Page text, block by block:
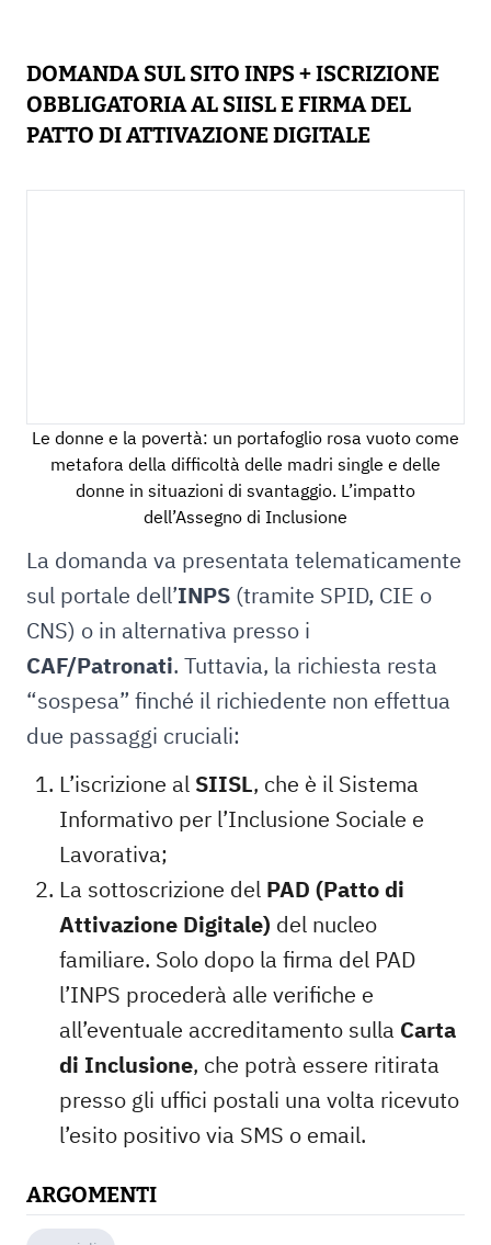
DOMANDA SUL SITO INPS + ISCRIZIONE
OBBLIGATORIA AL SIISL E FIRMA DEL
PATTO DI ATTIVAZIONE DIGITALE
Le donne e la povertà: un portafoglio rosa vuoto come
metafora della difficoltà delle madri single e delle
donne in situazioni di svantaggio. L’impatto
dell’Assegno di Inclusione
La domanda va presentata telematicamente
sul portale dell’INPS (tramite SPID, CIE o
CNS) o in alternativa presso i
CAF/Patronati. Tuttavia, la richiesta resta
“sospesa” finché il richiedente non effettua
due passaggi cruciali:
L’iscrizione al SIISL, che è il Sistema
Informativo per l’Inclusione Sociale e
Lavorativa;
La sottoscrizione del PAD (Patto di
Attivazione Digitale) del nucleo
familiare. Solo dopo la firma del PAD
l’INPS procederà alle verifiche e
all’eventuale accreditamento sulla Carta
di Inclusione, che potrà essere ritirata
presso gli uffici postali una volta ricevuto
l’esito positivo via SMS o email.
ARGOMENTI